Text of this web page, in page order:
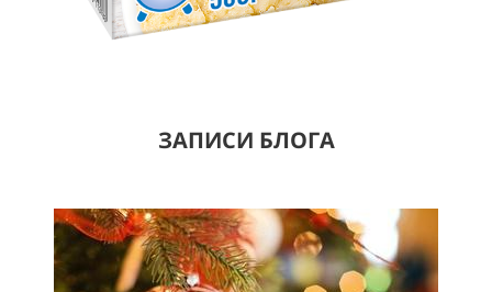
ЗАПИСИ БЛОГА